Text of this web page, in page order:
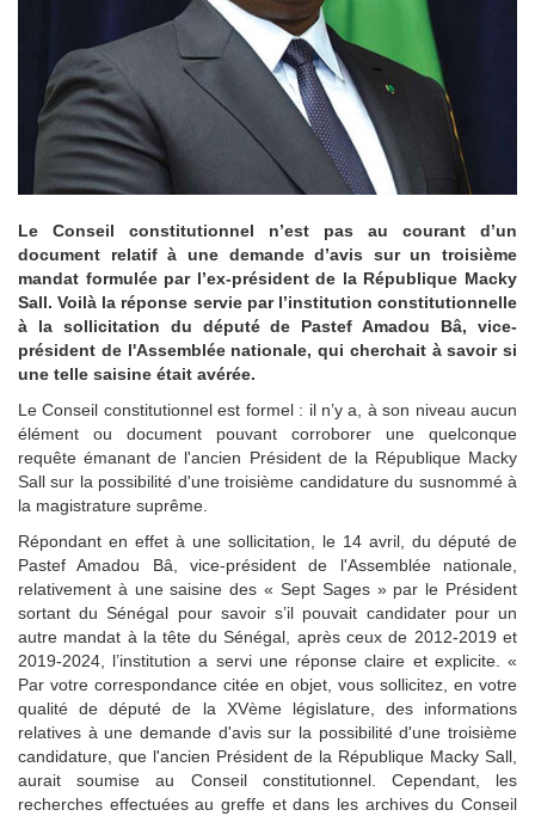
Le Conseil constitutionnel n’est pas au courant d’un
document relatif à une demande d’avis sur un troisième
mandat formulée par l’ex-président de la République Macky
Sall. Voilà la réponse servie par l’institution constitutionnelle
à la sollicitation du député de Pastef Amadou Bâ, vice-
président de l'Assemblée nationale, qui cherchait à savoir si
une telle saisine était avérée.
Le Conseil constitutionnel est formel : il n’y a, à son niveau aucun
élément ou document pouvant corroborer une quelconque
requête émanant de l'ancien Président de la République Macky
Sall sur la possibilité d'une troisième candidature du susnommé à
la magistrature suprême.
Répondant en effet à une sollicitation, le 14 avril, du député de
Pastef Amadou Bâ, vice-président de l'Assemblée nationale,
relativement à une saisine des « Sept Sages » par le Président
sortant du Sénégal pour savoir s’il pouvait candidater pour un
autre mandat à la tête du Sénégal, après ceux de 2012-2019 et
2019-2024, l’institution a servi une réponse claire et explicite. «
Par votre correspondance citée en objet, vous sollicitez, en votre
qualité de député de la XVème législature, des informations
relatives à une demande d'avis sur la possibilité d'une troisième
candidature, que l'ancien Président de la République Macky Sall,
aurait soumise au Conseil constitutionnel. Cependant, les
recherches effectuées au greffe et dans les archives du Conseil